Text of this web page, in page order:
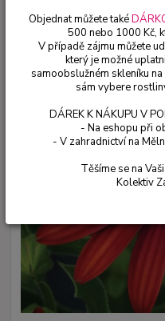
Objednat můžete také
500 nebo 1000 Kč,
V případě zájmu můžete
který je možné
samoobslužném skleníku
sám vybere
DÁREK K NÁKUPU V
- Na eshopu při
- V zahradnictví na
Těšíme se na
Kolektiv